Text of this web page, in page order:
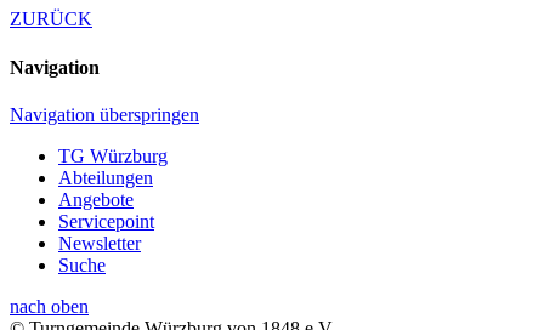
ZURÜCK
Navigation
Navigation überspringen
TG Würzburg
Abteilungen
Angebote
Servicepoint
Newsletter
Suche
nach oben